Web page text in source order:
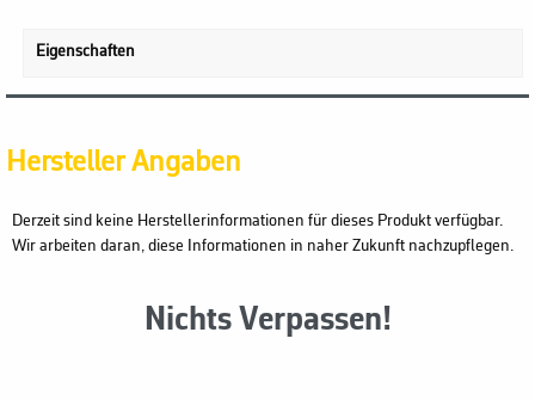
Eigenschaften
Hersteller Angaben
Derzeit sind keine Herstellerinformationen für dieses Produkt verfügbar.
Wir arbeiten daran, diese Informationen in naher Zukunft nachzupflegen.
Nichts Verpassen!